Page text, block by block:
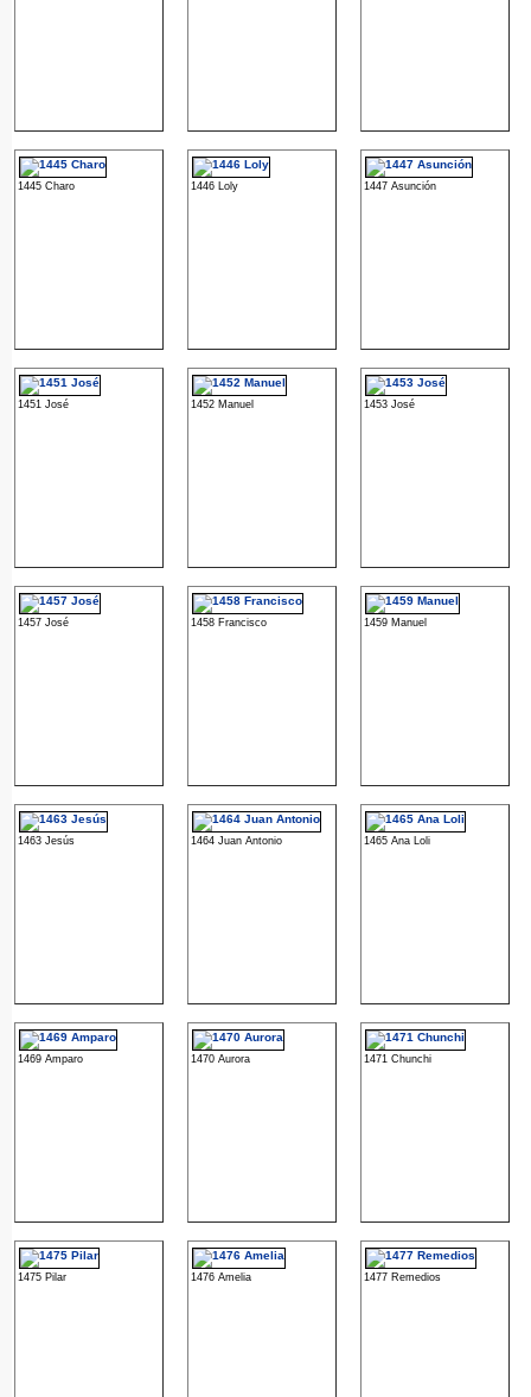
1445 Charo 1446 Loly 1447 Asunción
1451 José 1452 Manuel 1453 José
1457 José 1458 Francisco 1459 Manuel
1463 Jesús 1464 Juan Antonio 1465 Ana Loli
1469 Amparo 1470 Aurora 1471 Chunchi
1475 Pilar 1476 Amelia 1477 Remedios